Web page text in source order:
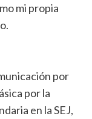
mi propia
por
por la
en la SEJ,